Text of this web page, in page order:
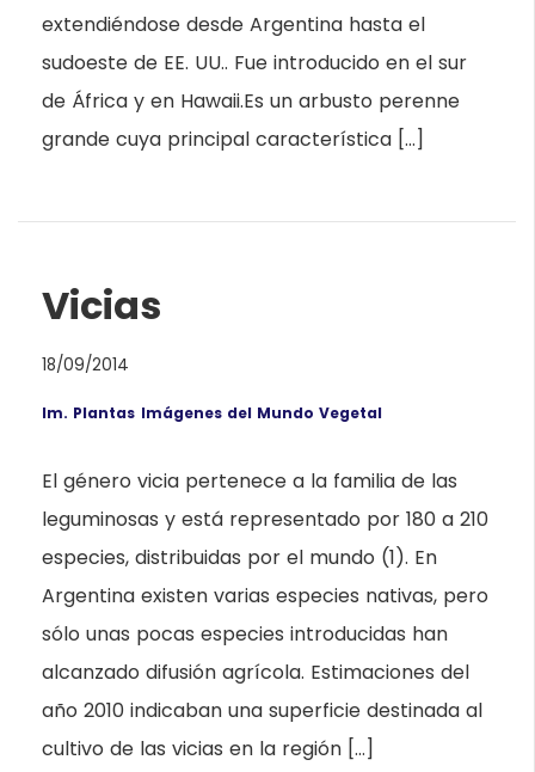
extendiéndose desde Argentina hasta el
sudoeste de EE. UU.. Fue introducido en el sur
de África y en Hawaii.Es un arbusto perenne
grande cuya principal característica […]
Vicias
18/09/2014
Im. Plantas Imágenes del Mundo Vegetal
El género vicia pertenece a la familia de las
leguminosas y está representado por 180 a 210
especies, distribuidas por el mundo (1). En
Argentina existen varias especies nativas, pero
sólo unas pocas especies introducidas han
alcanzado difusión agrícola. Estimaciones del
año 2010 indicaban una superficie destinada al
cultivo de las vicias en la región […]